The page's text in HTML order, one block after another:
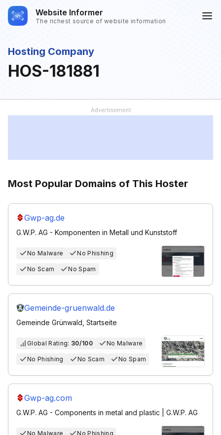
Website Informer
The richest source of website information
Hosting Company
HOS-181881
Most Popular Domains of This Hoster
Gwp-ag.de
G.W.P. AG - Komponenten in Metall und Kunststoff
No Malware No Phishing
No Scam No Spam
Gemeinde-gruenwald.de
Gemeinde Grünwald, Startseite
Global Rating: 30/100 No Malware
No Phishing No Scam No Spam
Gwp-ag.com
G.W.P. AG - Components in metal and plastic | G.W.P. AG
No Malware No Phishing